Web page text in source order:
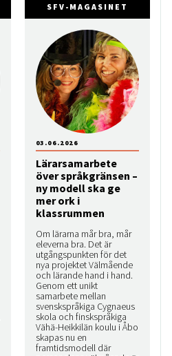
SFV-MAGASINET
Lärarsamarbete
över språkgränsen –
ny modell ska ge
mer ork i
klassrummen
Om lärarna mår bra, mår
eleverna bra. Det är
utgångspunkten för det
nya projektet Välmående
och lärande hand i hand.
Genom ett unikt
samarbete mellan
svenskspråkiga Cygnaeus
skola och finskspråkiga
Vähä-Heikkilän koulu i Åbo
skapas nu en
framtidsmodell där
03.06.2026